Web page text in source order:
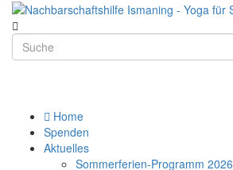
Home
Spenden
Aktuelles
Sommerferien-Programm 2026